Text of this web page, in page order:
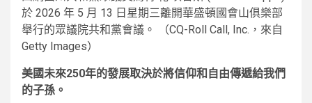
於 2026 年 5 月 13 日星期三離開華盛頓國會山俱樂部
舉行的眾議院共和黨會議。
（CQ-Roll Call, Inc.，來自
Getty Images）
美國未來250年的發展取決於將信仰和自由傳遞給我們
的子孫。